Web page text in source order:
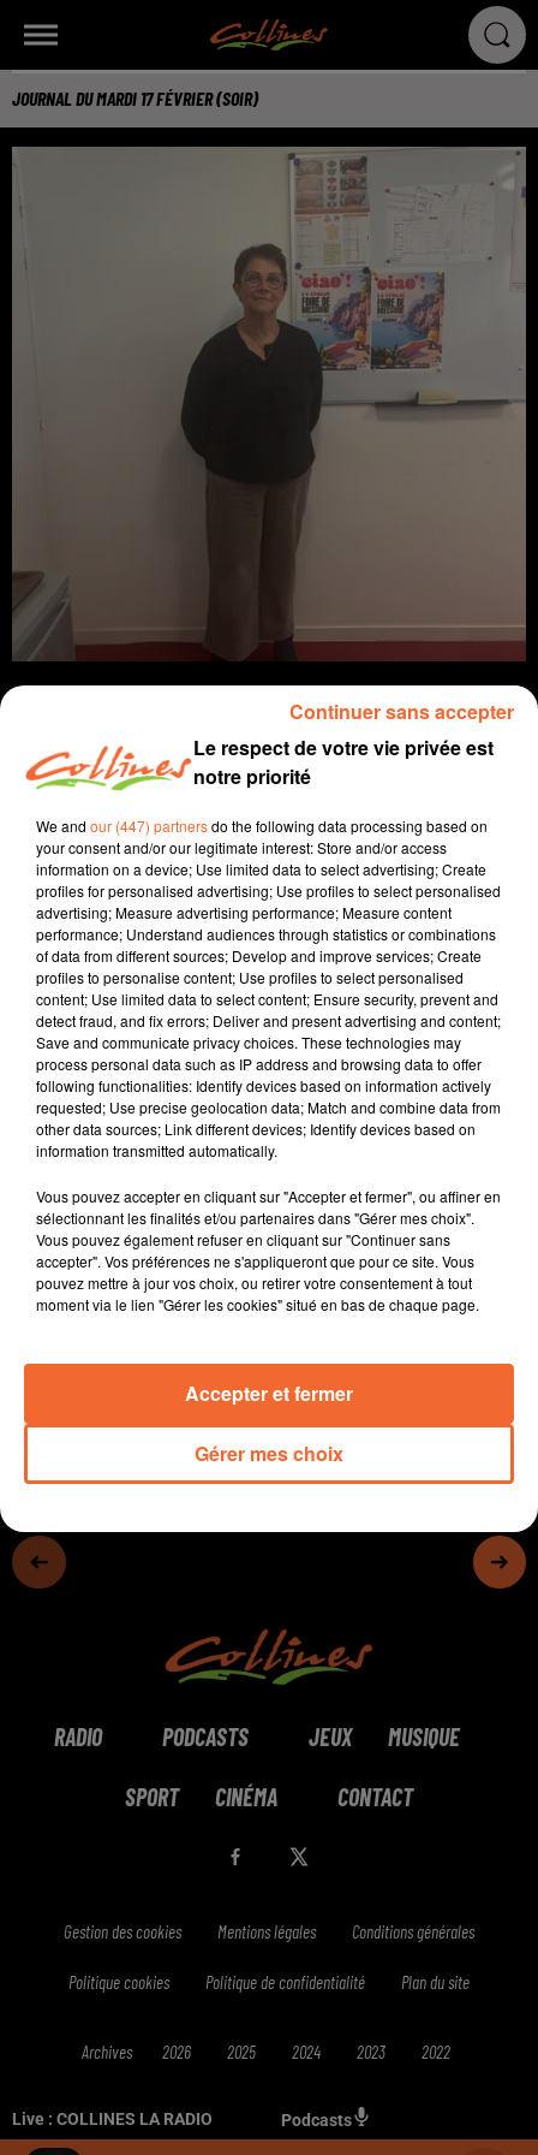
Live : COLLINES LA RADIO Podcasts
JOURNAL DU MARDI 17 FÉVRIER (SOIR)
info
17 février 2026 - 15 min 2 sec
JOURNAL DU MARDI 17 FÉVRIER (SOIR)
Fabien Gazeau
L'info près de chez vous
Présenté par Fabien Gazeau
- La foirexpo de Bressuire a lieu dans un peu plus d'un
mois, du 20 au 23 mars sur le thème de l'Italie (photo
Isabelle Bodin, présidente BBA)
- La seconde édition du festival du mariage et de la
réception le week-end à venir à Bressuire
- Accompagner concrètement les TPE sur la
législation... mission que s'est donnée
- Dans l'actualité sportive, 3 infos, le limogeage de
Fabrice Fontaine à Chauray, le casse-tête du calendrier
pour le District de foot et la Coulée Verte qui rebat les
cartes en 2026
RADIO PODCASTS JEUX MUSIQUE
SPORT CINÉMA CONTACT
Gestion des cookies Mentions légales Conditions générales
Politique cookies Politique de confidentialité Plan du site
Archives 2026 2025 2024 2023 2022
Le respect de votre vie privée est
notre priorité
We and our (447) partnersdo the following data processing based on
your consent and/or our legitimate interest: Store and/or access
information on a device; Use limited data to select advertising; Create
profiles for personalised advertising; Use profiles to select personalised
advertising; Measure advertising performance; Measure content
performance; Understand audiences through statistics or combinations
of data from different sources; Develop and improve services; Create
profiles to personalise content; Use profiles to select personalised
content; Use limited data to select content; Ensure security, prevent and
detect fraud, and fix errors; Deliver and present advertising and content;
Save and communicate privacy choices. These technologies may
process personal data such as IP address and browsing data to offer
following functionalities: Identify devices based on information actively
requested; Use precise geolocation data; Match and combine data from
other data sources; Link different devices; Identify devices based on
information transmitted automatically.
Vous pouvez accepter en cliquant sur "Accepter et fermer", ou affiner en
sélectionnant les finalités et/ou partenaires dans "Gérer mes choix".
Vous pouvez également refuser en cliquant sur "Continuer sans
accepter". Vos préférences ne s'appliqueront que pour ce site. Vous
pouvez mettre à jour vos choix, ou retirer votre consentement à tout
moment via le lien "Gérer les cookies" situé en bas de chaque page.
Gérer mes choix
Accepter et fermer
Continuer sans accepter